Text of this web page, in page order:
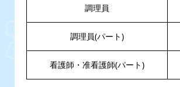
調理員
調理員(パート)
看護師・准看護師(パート)